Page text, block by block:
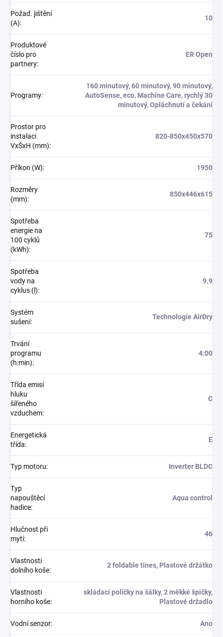
Požad. jištění
(A):
10
Produktové
číslo pro
partnery:
ER Open
Programy:
160 minutový, 60 minutový, 90 minutový,
AutoSense, eco, Machine Care, rychlý 30
minutový, Opláchnutí a čekání
Prostor pro
instalaci
VxŠxH (mm):
820-850x450x570
Příkon (W): 1950
Rozměry
(mm):
850x446x615
Spotřeba
energie na
100 cyklů
(kWh):
75
Spotřeba
vody na
cyklus (l):
9.9
Systém
sušení:
Technologie AirDry
Trvání
programu
(h:min):
4:00
Třída emisí
hluku
šířeného
vzduchem:
C
Energetická
třída:
E
Typ motoru: Inverter BLDC
Typ
napouštěcí
hadice:
Aqua control
Hlučnost při
mytí:
46
Vlastnosti
dolního koše:
2 foldable tines, Plastové držátko
Vlastnosti
horního koše:
skládací poličky na šálky, 2 měkké špičky,
Plastové držadlo
Vodní senzor: Ano